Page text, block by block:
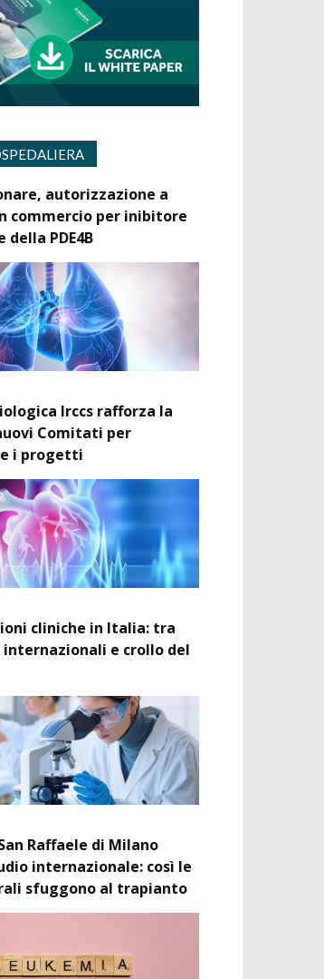
autorizzazione a
commercio per inibitore
PDE4B
Irccs rafforza la
Comitati per
i progetti
cliniche in Italia: tra
e crollo del
Raffaele di Milano
internazionale: così le
sfuggono al trapianto